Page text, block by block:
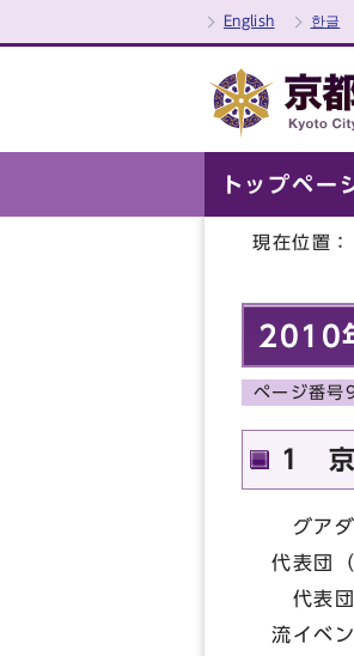
English 한글
トップペー
現在位置：
2010
ページ番
1 京
グアダ
代表団
代表団
流イベ